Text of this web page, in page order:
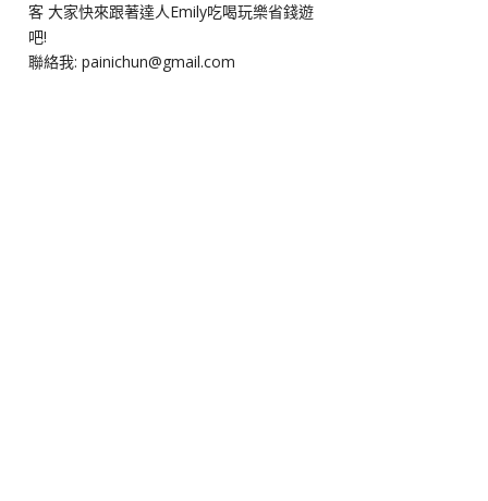
客 大家快來跟著達人Emily吃喝玩樂省錢遊
吧!
聯絡我: painichun@gmail.com